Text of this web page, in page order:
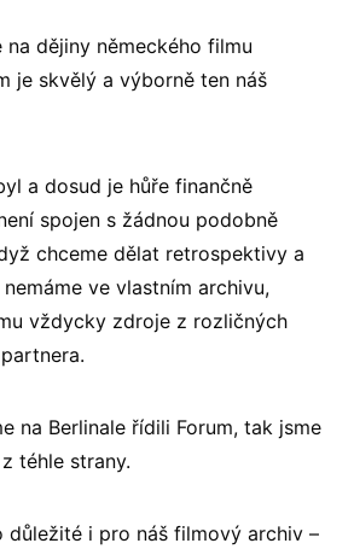
na dějiny německého filmu
je skvělý a výborně ten náš
a dosud je hůře finančně
spojen s žádnou podobně
chceme dělat retrospektivy a
ve vlastním archivu,
vždycky zdroje z rozličných
na Berlinale řídili Forum, tak jsme
téhle strany.
důležité i pro náš filmový archiv –